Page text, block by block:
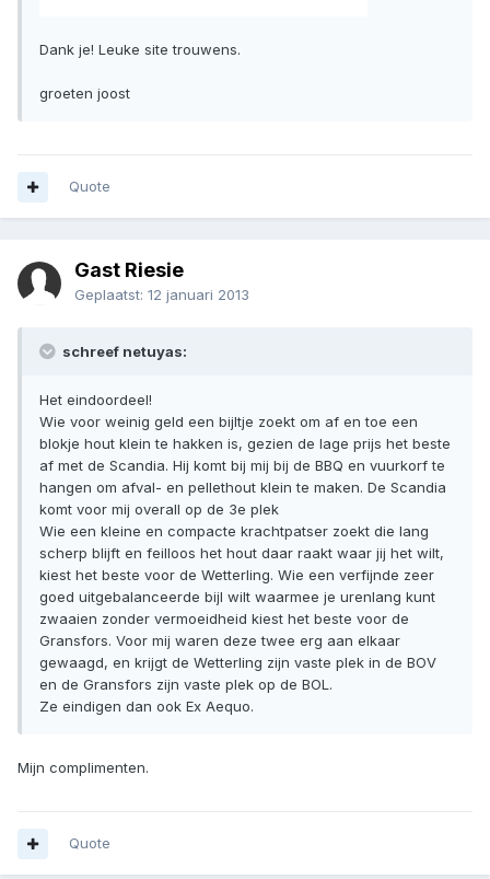
Dank je! Leuke site trouwens.
groeten joost
Quote
Gast Riesie
Geplaatst: 12 januari 2013
schreef netuyas:
Het eindoordeel!
Wie voor weinig geld een bijltje zoekt om af en toe een
blokje hout klein te hakken is, gezien de lage prijs het beste
af met de Scandia. Hij komt bij mij bij de BBQ en vuurkorf te
hangen om afval- en pellethout klein te maken. De Scandia
komt voor mij overall op de 3e plek
Wie een kleine en compacte krachtpatser zoekt die lang
scherp blijft en feilloos het hout daar raakt waar jij het wilt,
kiest het beste voor de Wetterling. Wie een verfijnde zeer
goed uitgebalanceerde bijl wilt waarmee je urenlang kunt
zwaaien zonder vermoeidheid kiest het beste voor de
Gransfors. Voor mij waren deze twee erg aan elkaar
gewaagd, en krijgt de Wetterling zijn vaste plek in de BOV
en de Gransfors zijn vaste plek op de BOL.
Ze eindigen dan ook Ex Aequo.
Mijn complimenten.
Quote